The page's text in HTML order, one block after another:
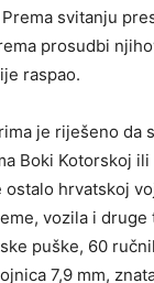
svitanju
prosudbi
raspao.
je riješeno
Boki Kotorskoj
ostalo hrvatskoj
vozila i
puške, 60
7,9 mm,